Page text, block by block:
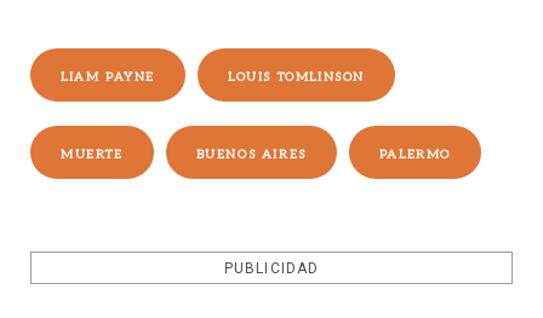
LIAM PAYNE LOUIS TOMLINSON
MUERTE BUENOS AIRES PALERMO
PUBLICIDAD